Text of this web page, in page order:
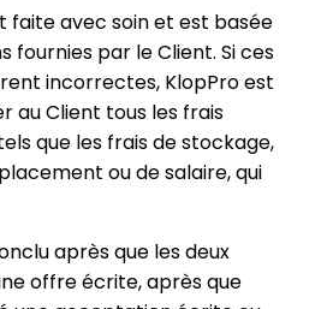
faite avec soin et est basée
fournies par le Client. Si ces
incorrectes, KlopPro est
au Client tous les frais
que les frais de stockage,
ou de salaire, qui
après que les deux
offre écrite, après que